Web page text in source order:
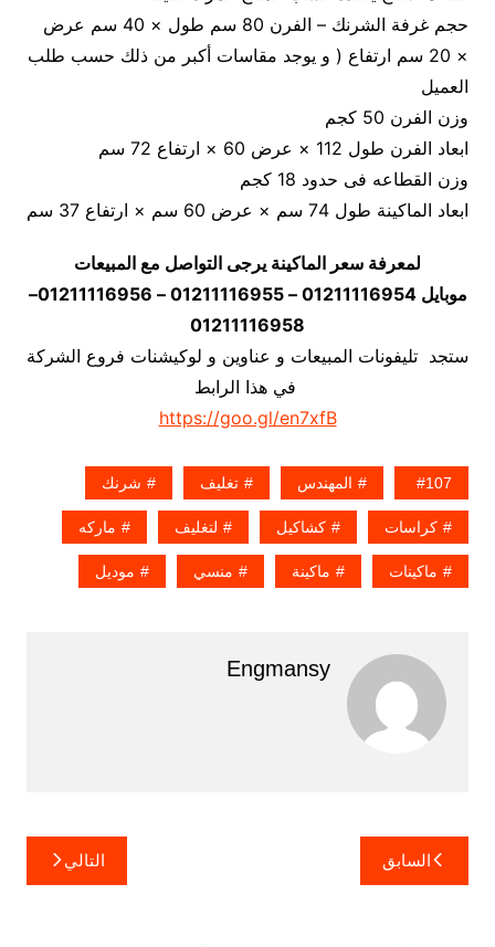
حجم غرفة الشرنك – الفرن 80 سم طول × 40 سم عرض
× 20 سم ارتفاع ( و يوجد مقاسات أكبر من ذلك حسب طلب
العميل
وزن الفرن 50 كجم
ابعاد الفرن طول 112 × عرض 60 × ارتفاع 72 سم
وزن القطاعه فى حدود 18 كجم
ابعاد الماكينة طول 74 سم × عرض 60 سم × ارتفاع 37 سم
لمعرفة سعر الماكينة يرجى التواصل مع المبيعات
موبايل 01211116954 – 01211116955 – 01211116956–
01211116958
ستجد تليفونات المبيعات و عناوين و لوكيشنات فروع الشركة
في هذا الرابط
https://goo.gl/en7xfB
107 المهندس تغليف شرنك
كراسات كشاكيل لتغليف ماركه
ماكينات ماكينة منسي موديل
Engmansy
تصفّح
المقالات
السابق التالي